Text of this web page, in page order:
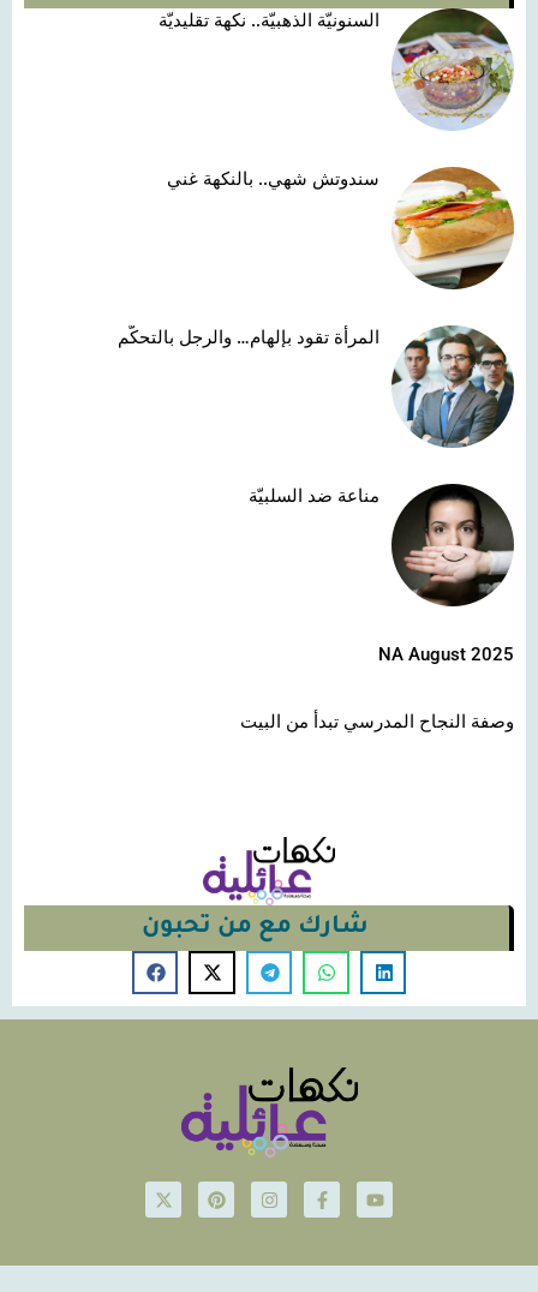
السنونيّة الذهبيّة.. نكهة تقليديّة
سندوتش شهي.. بالنكهة غني
المرأة تقود بإلهام… والرجل بالتحكّم
مناعة ضد السلبيّة
NA August 2025
وصفة النجاح المدرسي تبدأ من البيت
شارك مع من تحبون